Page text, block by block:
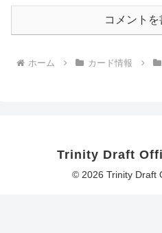
コメント
ホーム カード情報
Trinity Draft
© 2026 Trinity Draft